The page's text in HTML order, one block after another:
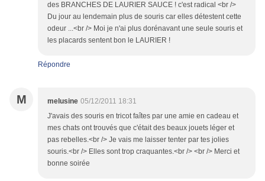
des BRANCHES DE LAURIER SAUCE ! c'est radical <br />
Du jour au lendemain plus de souris car elles détestent cette
odeur ...<br /> Moi je n'ai plus dorénavant une seule souris et
les placards sentent bon le LAURIER !
Répondre
M melusine 05/12/2011 18:31
J'avais des souris en tricot faîtes par une amie en cadeau et
mes chats ont trouvés que c'était des beaux jouets léger et
pas rebelles.<br /> Je vais me laisser tenter par tes jolies
souris.<br /> Elles sont trop craquantes.<br /> <br /> Merci et
bonne soirée